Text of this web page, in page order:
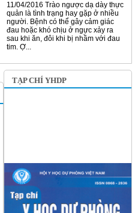
11/04/2016 Trào ngược dạ dày thực
quản là tình trạng hay gặp ở nhiều
người. Bệnh có thể gây cảm giác
đau hoặc khó chịu ở ngực xảy ra
sau khi ăn, đôi khi bị nhầm với đau
tim. Ợ...
TẠP CHÍ YHDP